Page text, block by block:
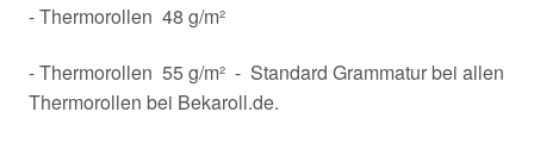
- Thermorollen 48 g/m²
- Thermorollen 55 g/m² - Standard Grammatur bei allen
Thermorollen bei Bekaroll.de.